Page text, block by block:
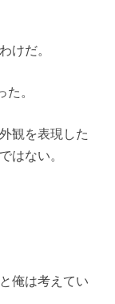
けだ。
。
観を表現した
はない。
俺は考えてい